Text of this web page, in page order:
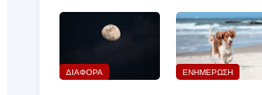
ΔΙΑΦΟΡΑ ΕΝΗΜΕΡΩΣΗ